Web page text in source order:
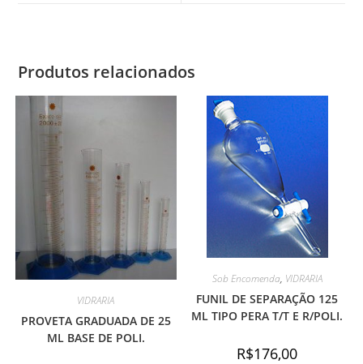
Produtos relacionados
VIDRARIA
PROVETA GRADUADA DE 25
ML BASE DE POLI.
Sob Encomenda, VIDRARIA
FUNIL DE SEPARAÇÃO 125
ML TIPO PERA T/T E R/POLI.
R$176,00